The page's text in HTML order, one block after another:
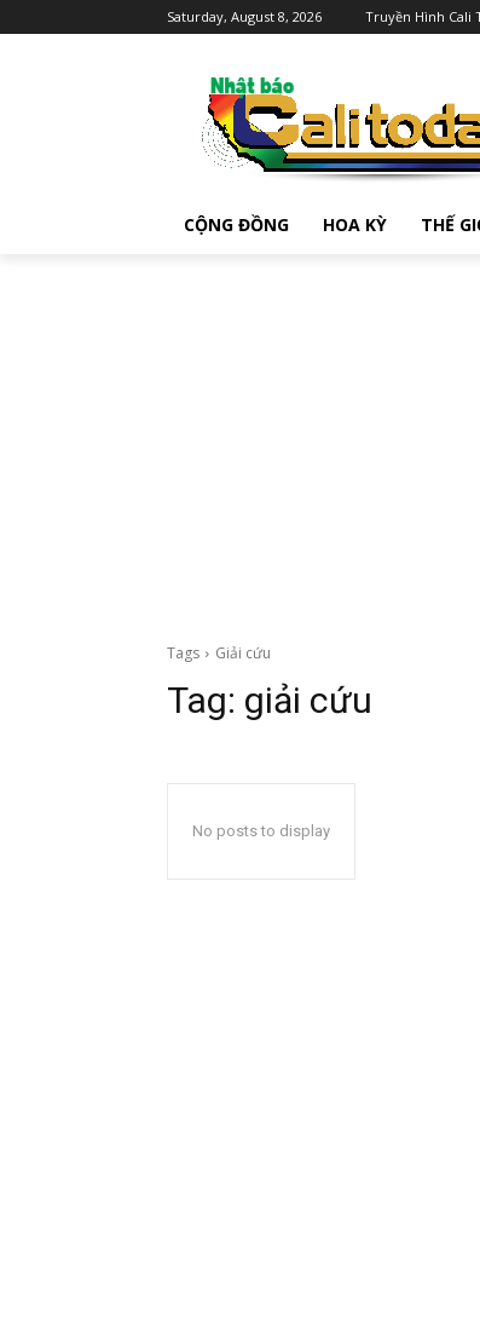
Saturday, August 8, 2026 Truyền Hình Cali
CỘNG ĐỒNG HOA KỲ THẾ
Tags Giải cứu
Tag: giải cứu
No posts to display